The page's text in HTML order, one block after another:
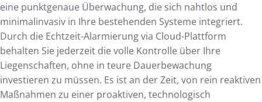
eine punktgenaue Überwachung, die sich nahtlos und
minimalinvasiv in Ihre bestehenden Systeme integriert.
Durch die Echtzeit-Alarmierung via Cloud-Plattform
behalten Sie jederzeit die volle Kontrolle über Ihre
Liegenschaften, ohne in teure Dauerbewachung
investieren zu müssen. Es ist an der Zeit, von rein reaktiven
Maßnahmen zu einer proaktiven, technologisch